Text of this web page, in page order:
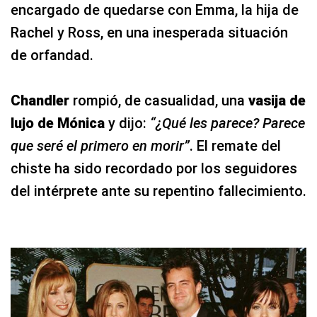
encargado de quedarse con Emma, la hija de
Rachel y Ross, en una inesperada situación
de orfandad.
Chandler rompió, de casualidad, una vasija de
lujo de Mónica y dijo: “¿Qué les parece? Parece
que seré el primero en morir”. El remate del
chiste ha sido recordado por los seguidores
del intérprete ante su repentino fallecimiento.